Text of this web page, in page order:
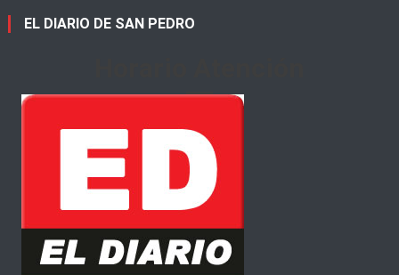
EL DIARIO DE SAN PEDRO